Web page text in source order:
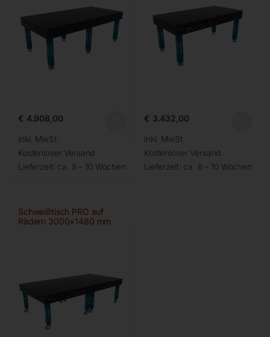
€ 4.908,00
inkl. MwSt.
Kostenloser Versand
Lieferzeit: ca. 8 – 10 Wochen
€ 3.432,00
inkl. MwSt.
Kostenloser Versand
Lieferzeit: ca. 8 – 10 Wochen
Schweißtisch PRO auf
Rädern 3000×1480 mm